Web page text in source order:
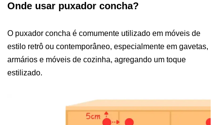
Onde usar puxador concha?
O puxador concha é comumente utilizado em móveis de
estilo retrô ou contemporâneo, especialmente em gavetas,
armários e móveis de cozinha, agregando um toque
estilizado.